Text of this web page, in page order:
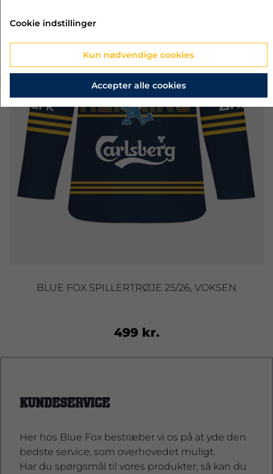
BLUE FOX SPILLERTRØJE 25/26, VOKSEN
499 kr.
‹ ›
KUNDESERVICE
Her hos Blue Fox bestræber vi os på at yde den
bedste service, som overhovedet muligt.
Har du spørgsmål til vores produkter, så kan du
Cookie indstillinger
Kun nødvendige cookies
Accepter alle cookies